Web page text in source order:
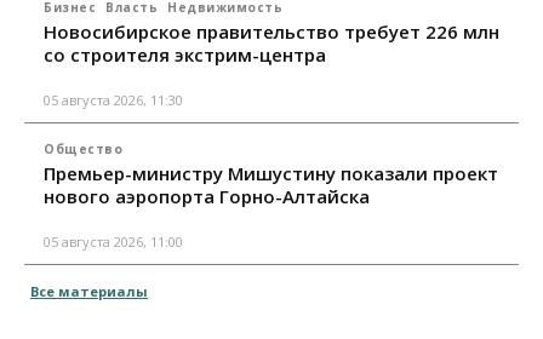
Бизнес Власть Недвижимость
Новосибирское правительство требует 226 млн
со строителя экстрим-центра
05 августа 2026, 11:30
Общество
Премьер-министру Мишустину показали проект
нового аэропорта Горно-Алтайска
05 августа 2026, 11:00
Все материалы